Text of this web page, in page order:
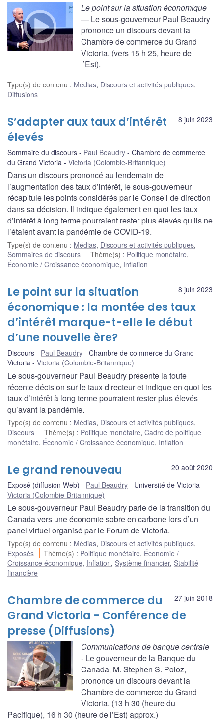
Le point sur la situation économique
— Le sous-gouverneur Paul Beaudry
prononce un discours devant la
Chambre de commerce du Grand
Victoria. (vers 15 h 25, heure de
l’Est).
Type(s) de contenu : Médias, Discours et activités publiques,
Diffusions
8 juin 2023
S’adapter aux taux d’intérêt
élevés
Sommaire du discours Paul Beaudry
Chambre de commerce
du Grand Victoria
Victoria (Colombie-Britannique)
Dans un discours prononcé au lendemain de
l’augmentation des taux d’intérêt, le sous-gouverneur
récapitule les points considérés par le Conseil de direction
dans sa décision. Il indique également en quoi les taux
d’intérêt à long terme pourraient rester plus élevés qu’ils ne
l’étaient avant la pandémie de COVID-19.
Type(s) de contenu : Médias, Discours et activités publiques,
Sommaires de discours
Thème(s) : Politique monétaire,
Économie / Croissance économique, Inflation
8 juin 2023
Le point sur la situation
économique : la montée des taux
d’intérêt marque-t-elle le début
d’une nouvelle ère?
Discours Paul Beaudry
Chambre de commerce du Grand
Victoria
Victoria (Colombie-Britannique)
Le sous-gouverneur Paul Beaudry présente la toute
récente décision sur le taux directeur et indique en quoi les
taux d’intérêt à long terme pourraient rester plus élevés
qu’avant la pandémie.
Type(s) de contenu : Médias, Discours et activités publiques,
Discours
Thème(s) : Politique monétaire,Cadre de politique
monétaire, Économie / Croissance économique, Inflation
20 août 2020
Le grand renouveau
Exposé (diffusion Web) Paul Beaudry
Université de Victoria
Victoria (Colombie-Britannique)
Le sous-gouverneur Paul Beaudry parle de la transition du
Canada vers une économie sobre en carbone lors d’un
panel virtuel organisé par le Forum de Victoria.
Type(s) de contenu : Médias, Discours et activités publiques,
Exposés
Thème(s) : Politique monétaire, Économie /
Croissance économique, Inflation, Système financier, Stabilité
financière
27 juin 2018
Chambre de commerce du
Grand Victoria - Conférence de
presse (Diffusions)
Communications de banque centrale
- Le gouverneur de la Banque du
Canada, M. Stephen S. Poloz,
prononce un discours devant la
Chambre de commerce du Grand
Victoria. (13 h 30 (heure du
Pacifique), 16 h 30 (heure de l’Est) approx.)